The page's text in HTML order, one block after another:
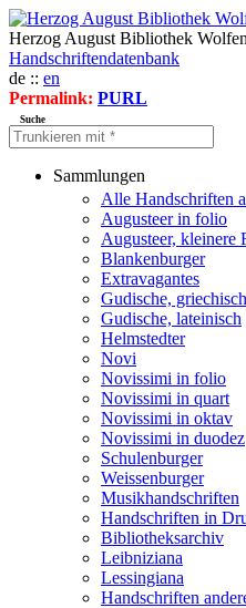
Herzog August Bibliothek
Handschriftendatenbank
de :: en
Permalink: PURL
Suche
Sammlungen
Alle Handschriften
Augusteer in folio
Augusteer, kleinere
Blankenburger
Extravagantes
Gudische, griechisch
Gudische, lateinisch
Helmstedter
Novi
Novissimi in folio
Novissimi in quart
Novissimi in oktav
Novissimi in duodez
Schulenburger
Weissenburger
Musikhandschriften
Handschriften in
Bibliotheksarchiv
Leibniziana
Lessingiana
Handschriften